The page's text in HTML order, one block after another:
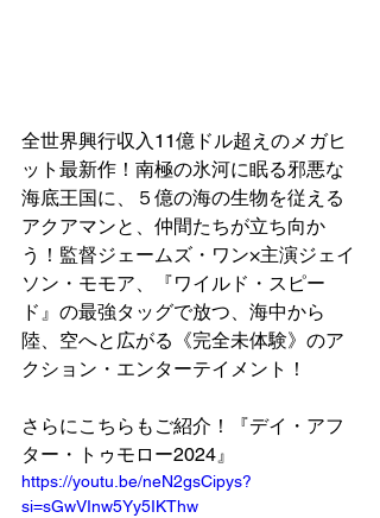
全世界興行収入11億ドル超えのメガヒ
ット最新作！南極の氷河に眠る邪悪な
海底王国に、５億の海の生物を従える
アクアマンと、仲間たちが立ち向か
う！監督ジェームズ・ワン×主演ジェイ
ソン・モモア、『ワイルド・スピー
ド』の最強タッグで放つ、海中から
陸、空へと広がる《完全未体験》のア
クション・エンターテイメント！
さらにこちらもご紹介！『デイ・アフ
ター・トゥモロー2024』
https://youtu.be/neN2gsCipys?
si=sGwVInw5Yy5IKThw